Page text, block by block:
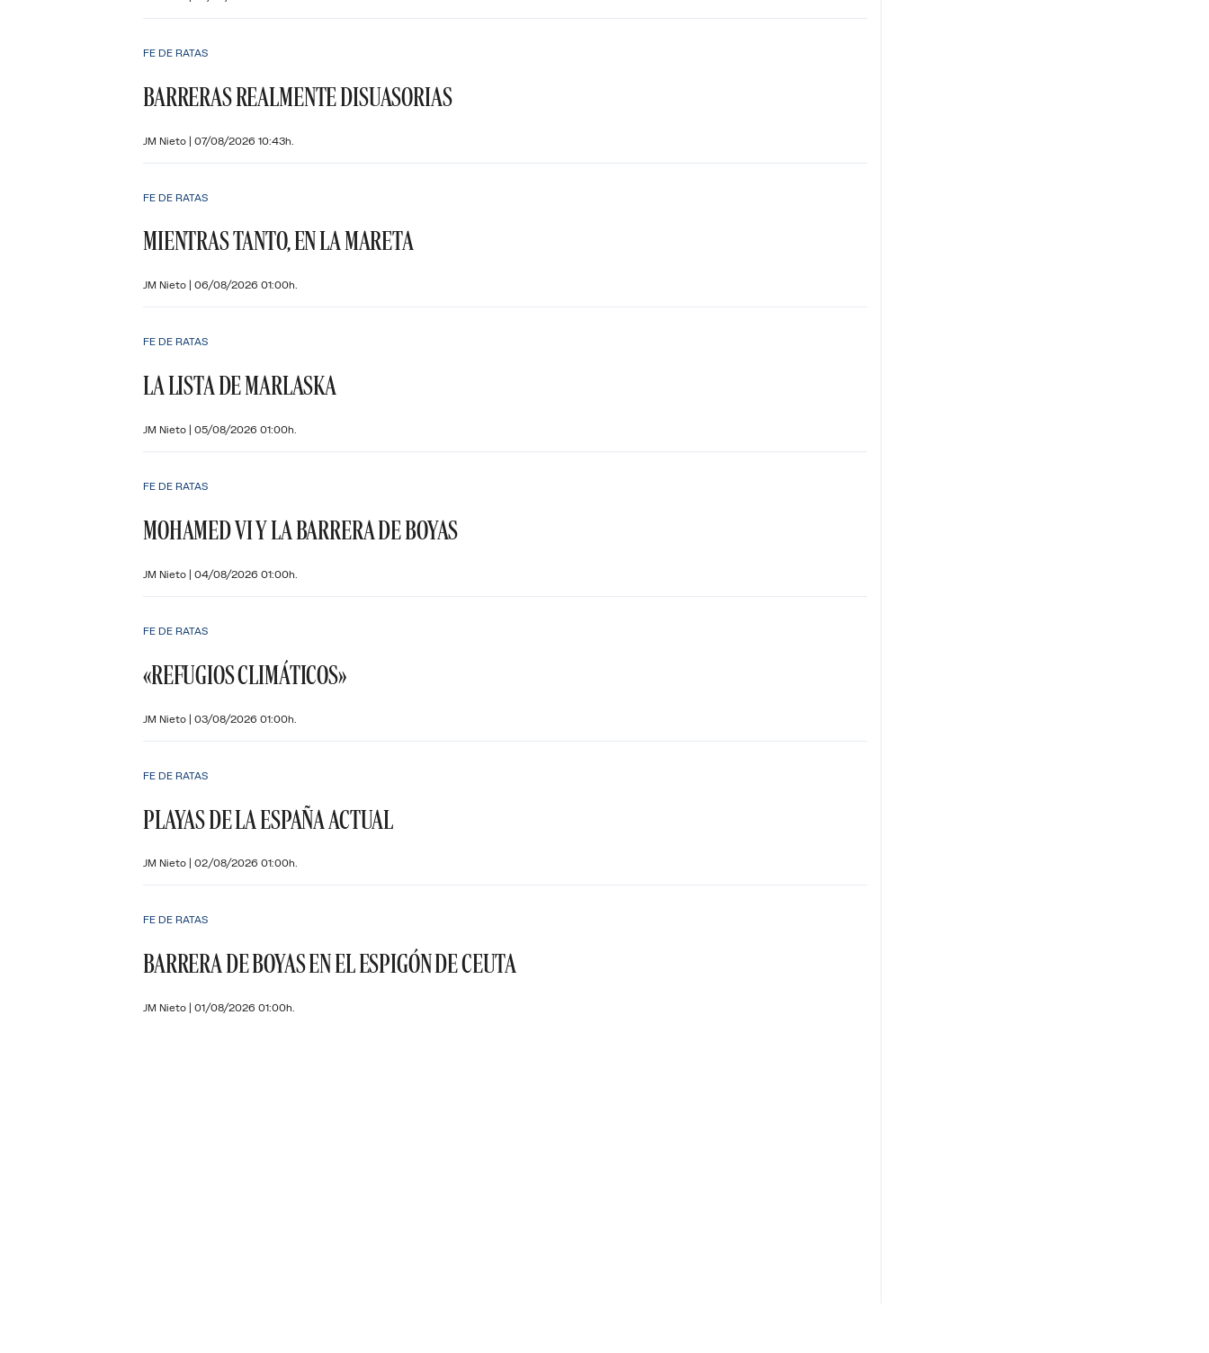
FE DE RATAS
BARRERAS REALMENTE DISUASORIAS
JM Nieto | 07/08/2026 10:43h.
FE DE RATAS
MIENTRAS TANTO, EN LA MARETA
JM Nieto | 06/08/2026 01:00h.
FE DE RATAS
LA LISTA DE MARLASKA
JM Nieto | 05/08/2026 01:00h.
FE DE RATAS
MOHAMED VI Y LA BARRERA DE BOYAS
JM Nieto | 04/08/2026 01:00h.
FE DE RATAS
«REFUGIOS CLIMÁTICOS»
JM Nieto | 03/08/2026 01:00h.
FE DE RATAS
PLAYAS DE LA ESPAÑA ACTUAL
JM Nieto | 02/08/2026 01:00h.
FE DE RATAS
BARRERA DE BOYAS EN EL ESPIGÓN DE CEUTA
JM Nieto | 01/08/2026 01:00h.